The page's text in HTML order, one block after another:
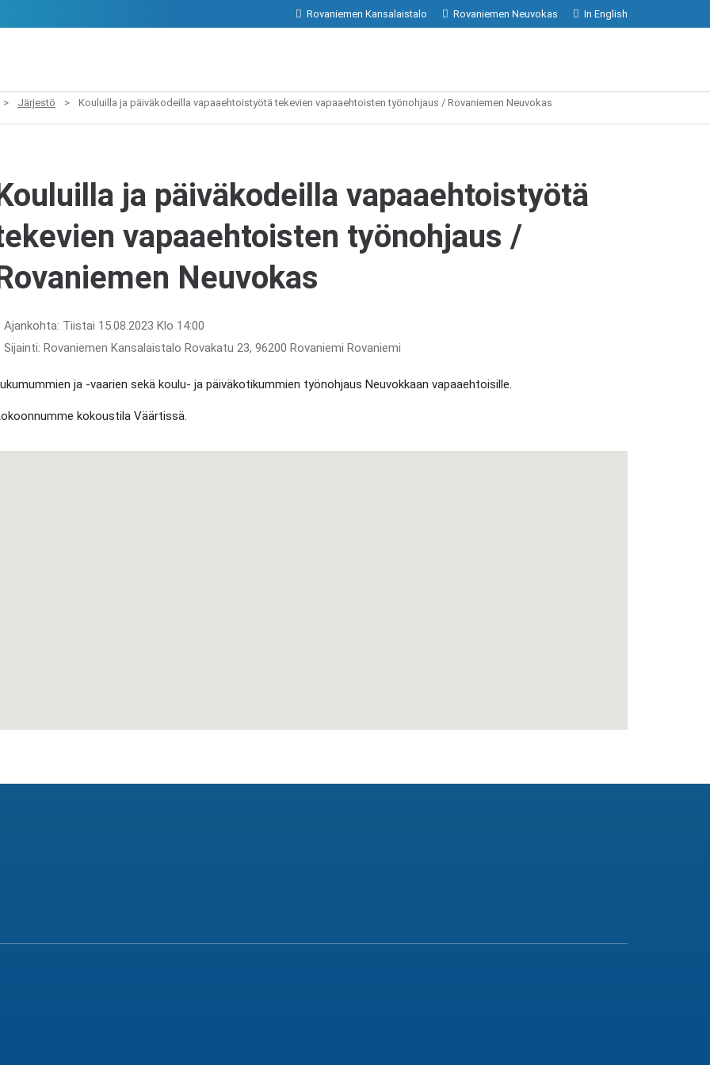
Rovaniemen Kansalaistalo Rovaniemen Neuvokas In English
> Järjestö > Kouluilla ja päiväkodeilla vapaaehtoistyötä tekevien vapaaehtoisten työnohjaus / Rovaniemen Neuvokas
ja päiväkodeilla vapaaehtoistyötä
vapaaehtoisten työnohjaus /
Neuvokas
Ajankohta: Tiistai 15.08.2023 Klo 14:00
Sijainti: Rovaniemen Kansalaistalo Rovakatu 23, 96200 Rovaniemi Rovaniemi
ja -vaarien sekä koulu- ja päiväkotikummien työnohjaus Neuvokkaan vapaaehtoisille.
kokoustila Väärtissä.